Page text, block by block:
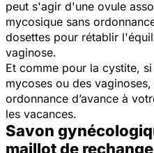
peut s'agir d'une ovule
mycosique sans
dosettes pour rétablir
vaginose.
Et comme pour la cystite,
mycoses ou des
ordonnance d’avance à
les vacances.
Savon
maillot de